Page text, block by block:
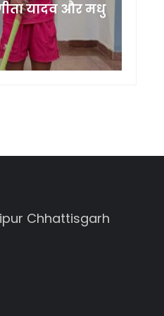
यादव और मधु
Chhattisgarh